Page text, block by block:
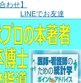
わせ】
LINEでお友達